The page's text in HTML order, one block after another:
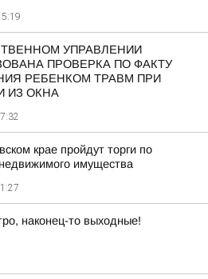
УПРАВЛЕНИИ
ПРОВЕРКА ПО ФАКТУ
РЕБЕНКОМ ТРАВМ ПРИ
ИЗ ОКНА
крае пройдут торги по
имущества
наконец-то выходные!